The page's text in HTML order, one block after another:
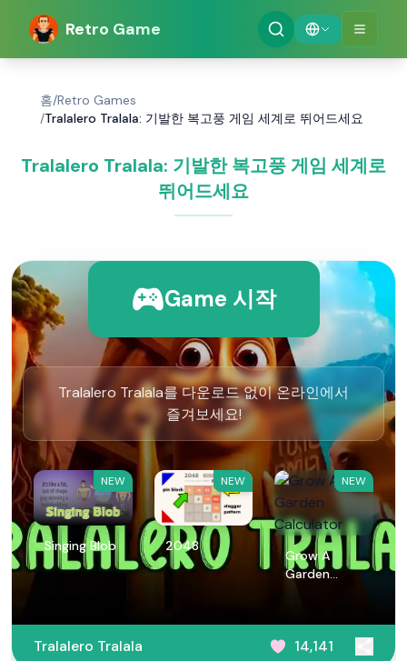
Retro Game
홈/Retro Games
/Tralalero Tralala: 기발한 복고풍 게임 세계로 뛰어드세요
Tralalero Tralala: 기발한 복고풍 게임 세계로
뛰어드세요
Game 시작
Tralalero Tralala를 다운로드 없이 온라인에서
즐겨보세요!
NEW
Singing Blob
NEW
2048
NEW
Grow A
Garden
Tralalero Tralala 14,141